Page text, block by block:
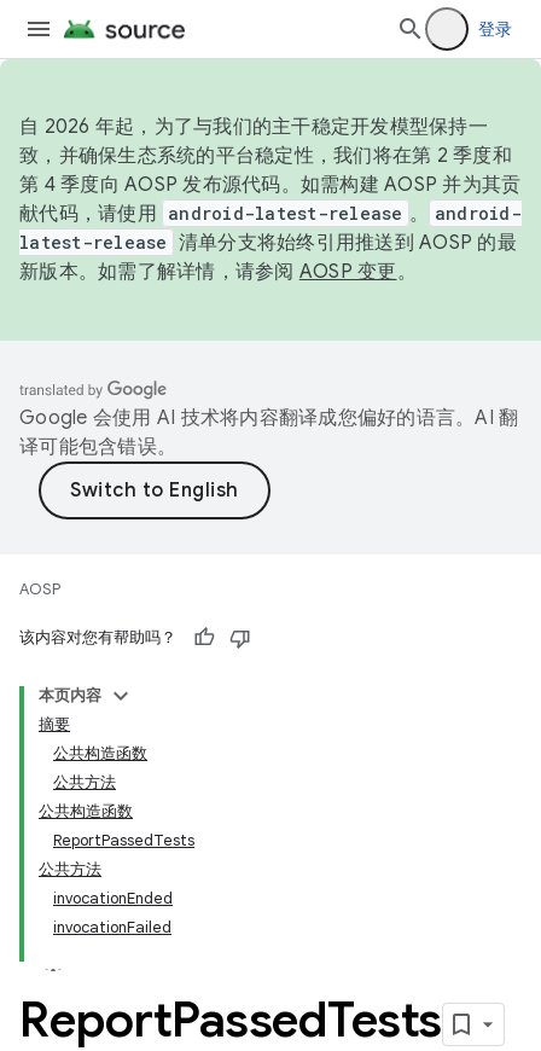
登录
自 2026 年起，为了与我们的主干稳定开发模型保持一
致，并确保生态系统的平台稳定性，我们将在第 2 季度和
第 4 季度向 AOSP 发布源代码。如需构建 AOSP 并为其贡
献代码，请使用 android-latest-release 。
android-
latest-release 清单分支将始终引用推送到 AOSP 的最
新版本。如需了解详情，请参阅 AOSP 变更。
Google 会使用 AI 技术将内容翻译成您偏好的语言。AI 翻
译可能包含错误。
AOSP
该内容对您有帮助吗？
本页内容
摘要
公共构造函数
公共方法
公共构造函数
ReportPassedTests
公共方法
invocationEnded
invocationFailed
ReportPassedTests